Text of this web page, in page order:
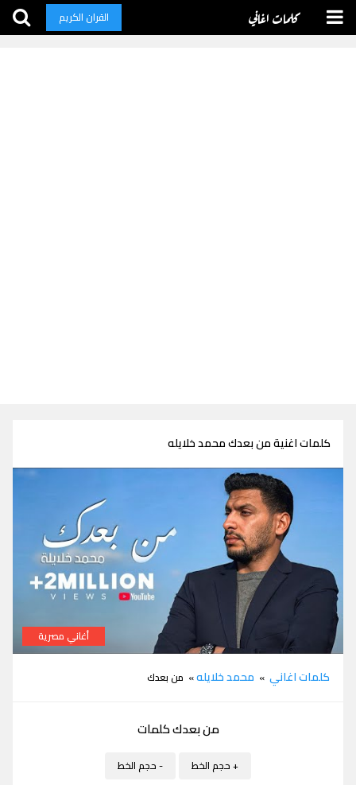
كلمات اغاني القران الكريم
كلمات اغنية من بعدك محمد خلايله
أغاني مصرية
كلمات اغاني » محمد خلايله» من بعدك
من بعدك كلمات
+ حجم الخط - حجم الخط